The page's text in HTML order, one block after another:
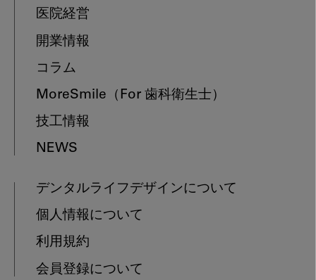
医院経営
開業情報
コラム
MoreSmile （For 歯科衛生士）
技工情報
NEWS
デンタルライフデザインについて
個人情報について
利用規約
会員登録について